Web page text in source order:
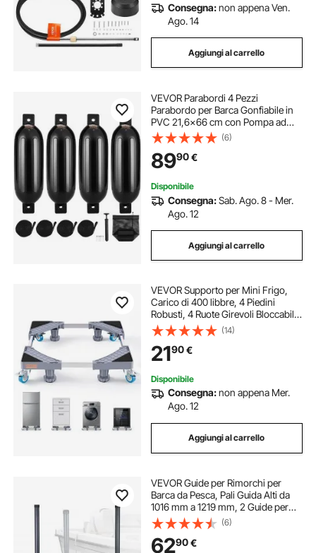
Consegna:non appena Ven.
Ago. 14
Aggiungi al carrello
VEVOR Parabordi 4 Pezzi
Parabordo per Barca Gonfiabile in
PVC 21,6x66 cm con Pompa ad
Aria Aghi Corde Borsa per Paraurti
per Proteggere Canoe Pontoni
Barche a Ponte Pesca, Parabordi
per Imbarcazioni
(6)
8990€
Disponibile
Consegna:Sab. Ago. 8 - Mer.
Ago. 12
Aggiungi al carrello
VEVOR Supporto per Mini Frigo,
Carico di 400 libbre, 4 Piedini
Robusti, 4 Ruote Girevoli Bloccabili,
Piedistallo per Lavatrice e
Asciugatrice, Base Regolabile
Multifunzionale per Lavatrice e
Frigorife
(14)
2190€
Disponibile
Consegna:non appena Mer.
Ago. 12
Aggiungi al carrello
VEVOR Guide per Rimorchi per
Barca da Pesca, Pali Guida Alti da
1016 mm a 1219 mm, 2 Guide per
Rimorchi in Acciaio ad Alta Durezza,
Pali Guida Regolabili con Tubi in
PVC, per Barche da Sci
(6)
6290€